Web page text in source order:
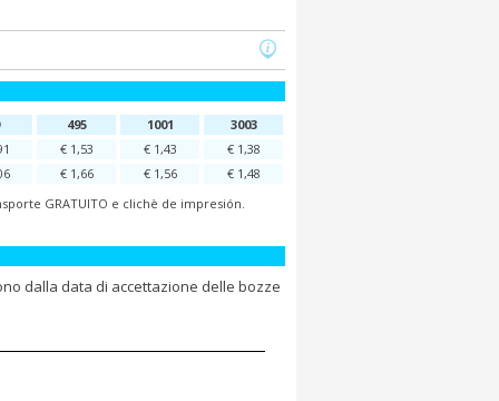
495 1001
3003
€ 1,53 € 1,43
€ 1,38
€ 1,66 € 1,56
€ 1,48
GRATUITO e clichè de impresión.
dalla data di accettazione delle bozze